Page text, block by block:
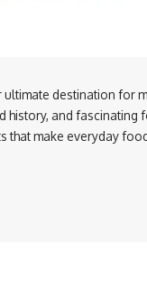
ultimate destination for
history, and fascinating
that make everyday